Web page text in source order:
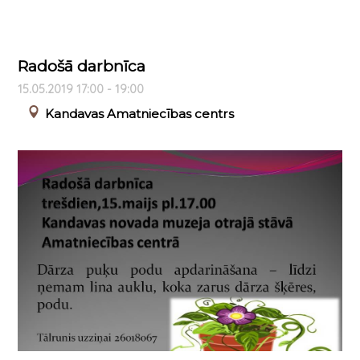
Radošā darbnīca
15.05.2019 17:00 - 19:00
Kandavas Amatniecības centrs